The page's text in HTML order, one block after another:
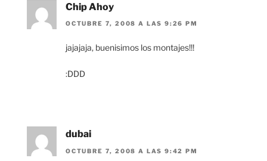
Chip Ahoy
OCTUBRE 7, 2008 A LAS 9:26 PM
jajajaja, buenisimos los montajes!!!
:DDD
dubai
OCTUBRE 7, 2008 A LAS 9:42 PM